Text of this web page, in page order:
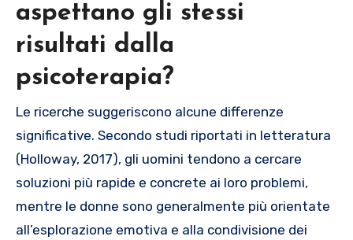
aspettano gli stessi
risultati dalla
psicoterapia?
Le ricerche suggeriscono alcune differenze
significative. Secondo studi riportati in letteratura
(Holloway, 2017), gli uomini tendono a cercare
soluzioni più rapide e concrete ai loro problemi,
mentre le donne sono generalmente più orientate
all’esplorazione emotiva e alla condivisione dei